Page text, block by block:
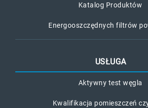
Katalog Produktów
Energooszczędnych filtrów
USŁUGA
Aktywny test węgla
Kwalifikacja pomieszczeń